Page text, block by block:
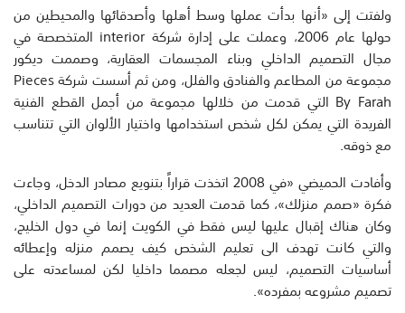
ولفتت إلى «أنها بدأت عملها وسط أهلها وأصدقائها والمحيطين من
حولها عام 2006، وعملت على إدارة شركة interior المتخصصة في
مجال التصميم الداخلي وبناء المجسمات العقارية، وصممت ديكور
مجموعة من المطاعم والفنادق والفلل، ومن ثم أسست شركة Pieces
By Farah التي قدمت من خلالها مجموعة من أجمل القطع الفنية
الفريدة التي يمكن لكل شخص استخدامها واختيار الألوان التي تتناسب
مع ذوقه.
وأفادت الحميضي «في 2008 اتخذت قراراً بتنويع مصادر الدخل، وجاءت
فكرة «صمم منزلك»، كما قدمت العديد من دورات التصميم الداخلي،
وكان هناك إقبال عليها ليس فقط في الكويت إنما في دول الخليج،
والتي كانت تهدف الى تعليم الشخص كيف يصمم منزله وإعطائه
أساسيات التصميم، ليس لجعله مصمما داخليا لكن لمساعدته على
تصميم مشروعه بمفرده».